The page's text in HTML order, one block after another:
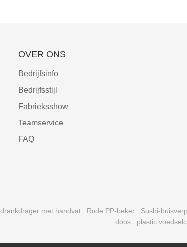
OVER ONS
Bedrijfsinfo
Bedrijfsstijl
Fabrieksshow
Teamservice
FAQ
drankdrager met handvat Rode PP-beker Sushi-
doos
plastic